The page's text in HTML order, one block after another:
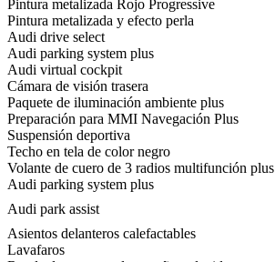
Pintura metalizada Rojo Progressive
Pintura metalizada y efecto perla
Audi drive select
Audi parking system plus
Audi virtual cockpit
Cámara de visión trasera
Paquete de iluminación ambiente plus
Preparación para MMI Navegación Plus
Suspensión deportiva
Techo en tela de color negro
Volante de cuero de 3 radios multifunción plus
Audi parking system plus
Audi park assist
Asientos delanteros calefactables
Lavafaros